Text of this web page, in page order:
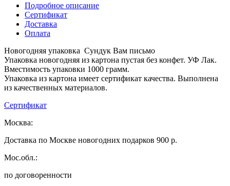
Подробное описание
Сертификат
Доставка
Оплата
Новогодняя упаковка Сундук Вам письмо
Упаковка новогодняя из картона пустая без конфет. УФ Лак.
Вместимость упаковки 1000 грамм.
Упаковка из картона имеет сертификат качества. Выполнена
из качественных материалов.
Сертификат
Москва:
Доставка по Москве новогодних подарков 900 р.
Мос.обл.:
по договоренности